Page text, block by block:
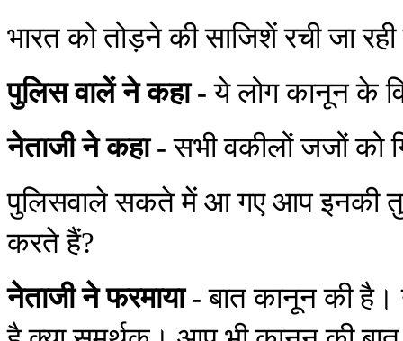
भारत को तोड़ने की साजिशें रची जा
पुलिस वालें ने कहा - ये लोग कानून के
नेताजी ने कहा - सभी वकीलों जजों को
पुलिसवाले सकते में आ गए आप इनकी
करते हैं?
नेताजी ने फरमाया - बात कानून की है।